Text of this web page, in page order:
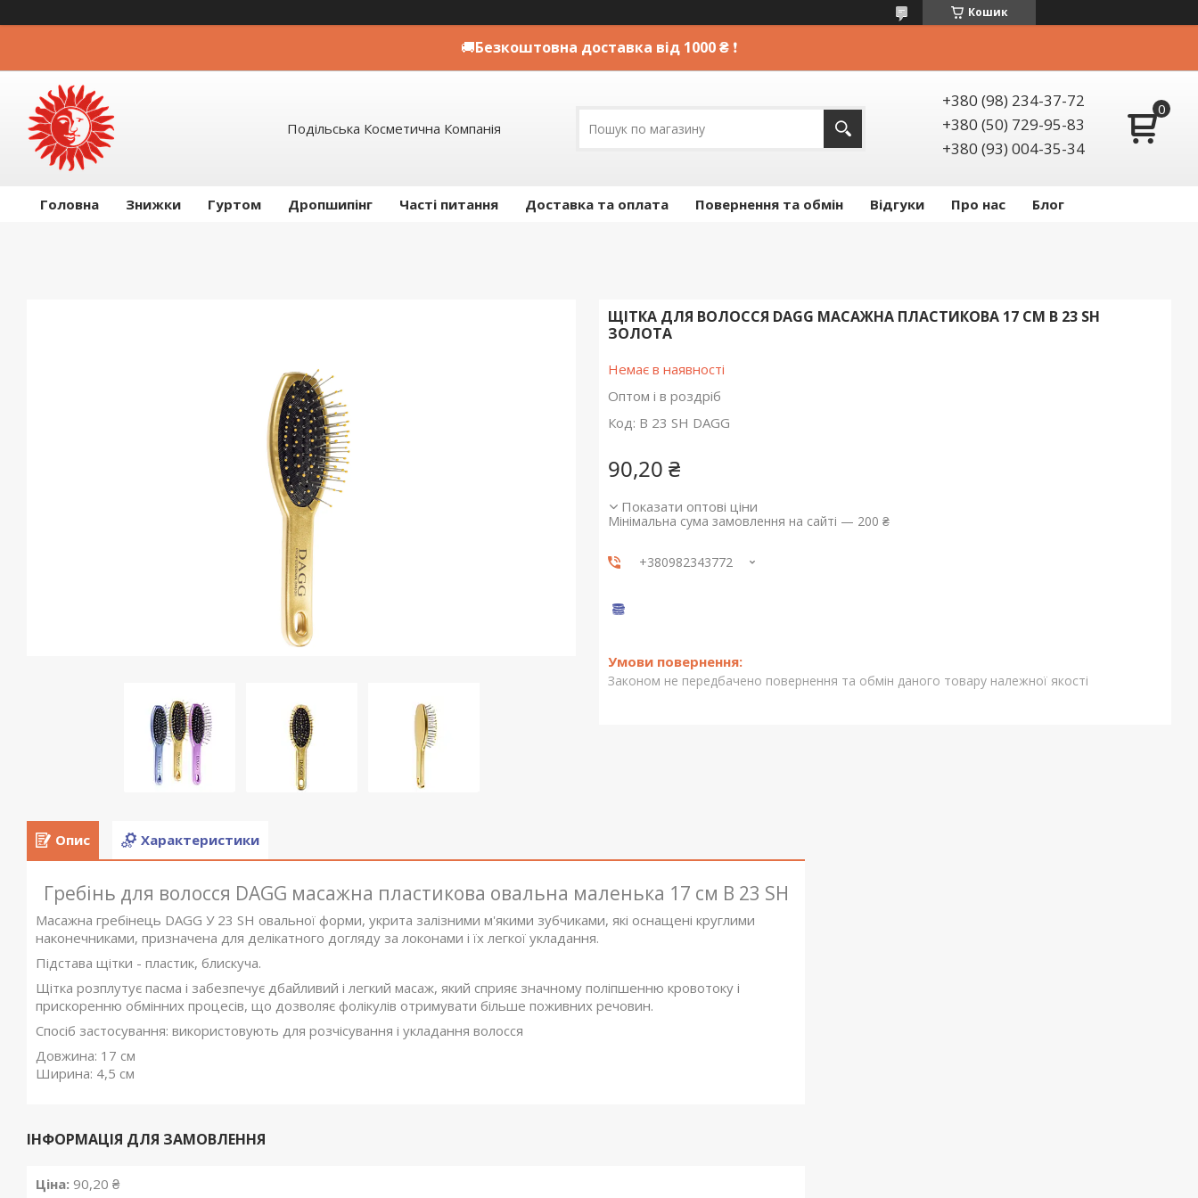
Кошик
🚚Безкоштовна доставка від 1000 ₴ ❗
Подільська Косметична Компанія
+380 (98) 234-37-72
+380 (50) 729-95-83
+380 (93) 004-35-34
Головна Знижки Гуртом Дропшипінг Часті питання Доставка та оплата Повернення та обмін Відгуки Про нас Блог
ЩІТКА ДЛЯ ВОЛОССЯ DAGG МАСАЖНА ПЛАСТИКОВА 17 СМ В 23 SH
ЗОЛОТА
Немає в наявності
Оптом і в роздріб
Код: В 23 SH DAGG
90,20 ₴
Показати оптові ціни
Мінімальна сума замовлення на сайті — 200 ₴
+380982343772
Законом не передбачено повернення та обмін даного товару належної якості
Опис Характеристики
Гребінь для волосся DAGG масажна пластикова овальна маленька 17 см В 23 SH
Масажна гребінець DAGG У 23 SH овальної форми, укрита залізними м'якими зубчиками, які оснащені круглими
наконечниками, призначена для делікатного догляду за локонами і їх легкої укладання.
Підстава щітки - пластик, блискуча.
Щітка розплутує пасма і забезпечує дбайливий і легкий масаж, який сприяє значному поліпшенню кровотоку і
прискоренню обмінних процесів, що дозволяє фолікулів отримувати більше поживних речовин.
Спосіб застосування: використовують для розчісування і укладання волосся
Довжина: 17 см
Ширина: 4,5 см
ІНФОРМАЦІЯ ДЛЯ ЗАМОВЛЕННЯ
Ціна: 90,20 ₴